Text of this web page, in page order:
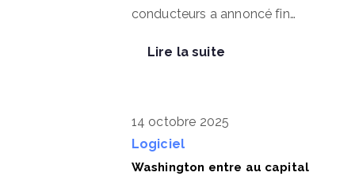
conducteurs a annoncé fin…
Lire la suite
14 octobre 2025
Logiciel
Washington entre au capital